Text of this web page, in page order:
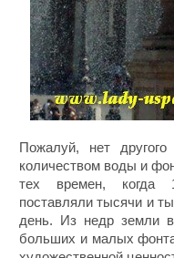
Пожалуй, нет
количеством воды и
тех времен, когда
поставляли тысячи и
день. Из недр земли
больших и малых